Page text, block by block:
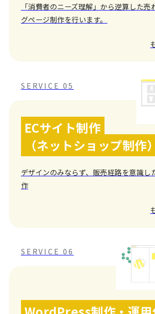
「消費者のニーズ理解」から逆算した売
グページ制作を行います。
SERVICE 05
ECサイト制作
（ネットショップ制作）
デザインのみならず、販売経路を意識し
作
SERVICE 06